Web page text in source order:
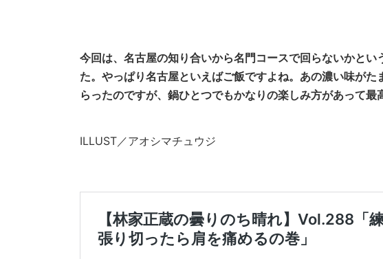
今回は、名古屋の知り合いから名門コースで回らないかと
た。やっぱり名古屋といえばご飯ですよね。あの濃い味が
らったのですが、鍋ひとつでもかなりの楽しみ方があって
ILLUST／アオシマチュウジ